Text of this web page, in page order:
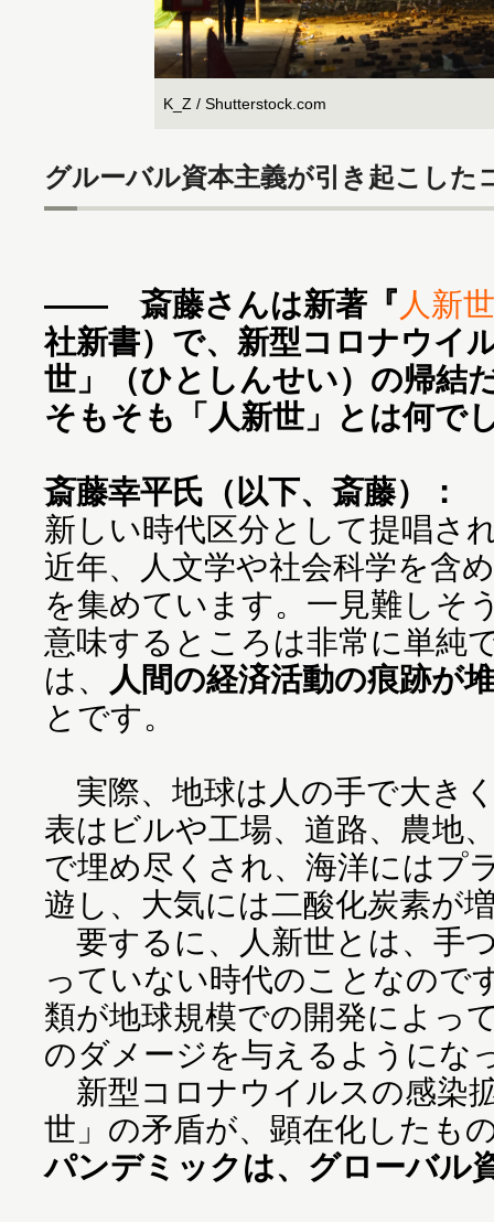
K_Z / Shutterstock.com
グルーバル資本主義が引き起こした
―― 斎藤さんは新著『 人新
社新書）で、新型コロナウイ
世」（ひとしんせい）の帰結
そもそも「人新世」とは何で
斎藤幸平氏（以下、斎藤）：
新しい時代区分として提唱さ
近年、人文学や社会科学を含
を集めています。一見難しそ
意味するところは非常に単純
は、
人間の経済活動の痕跡が
とです。
実際、地球は人の手で大き
表はビルや工場、道路、農地
で埋め尽くされ、海洋にはプ
遊し、大気には二酸化炭素が
要するに、人新世とは、手
っていない時代のことなので
類が地球規模での開発によっ
のダメージを与えるようにな
新型コロナウイルスの感染
世」の矛盾が、顕在化したも
パンデミックは、グローバル